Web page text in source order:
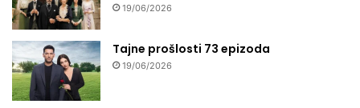
19/06/2026
Tajne prošlosti 73 epizoda
19/06/2026